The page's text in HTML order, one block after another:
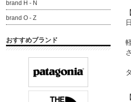
brand H - N
brand O - Z
おすすめブランド